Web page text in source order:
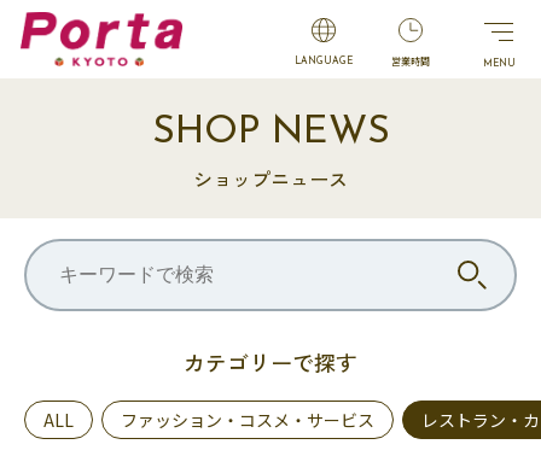
LANGUAGE 営業時間
SHOP NEWS
ショップニュース
カテゴリーで探す
ALL ファッション・コスメ・サービス レストラン・